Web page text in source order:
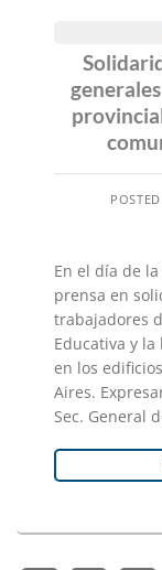
En el día de
prensa en
trabajadores
Educativa y
en los
Aires.
Sec. General